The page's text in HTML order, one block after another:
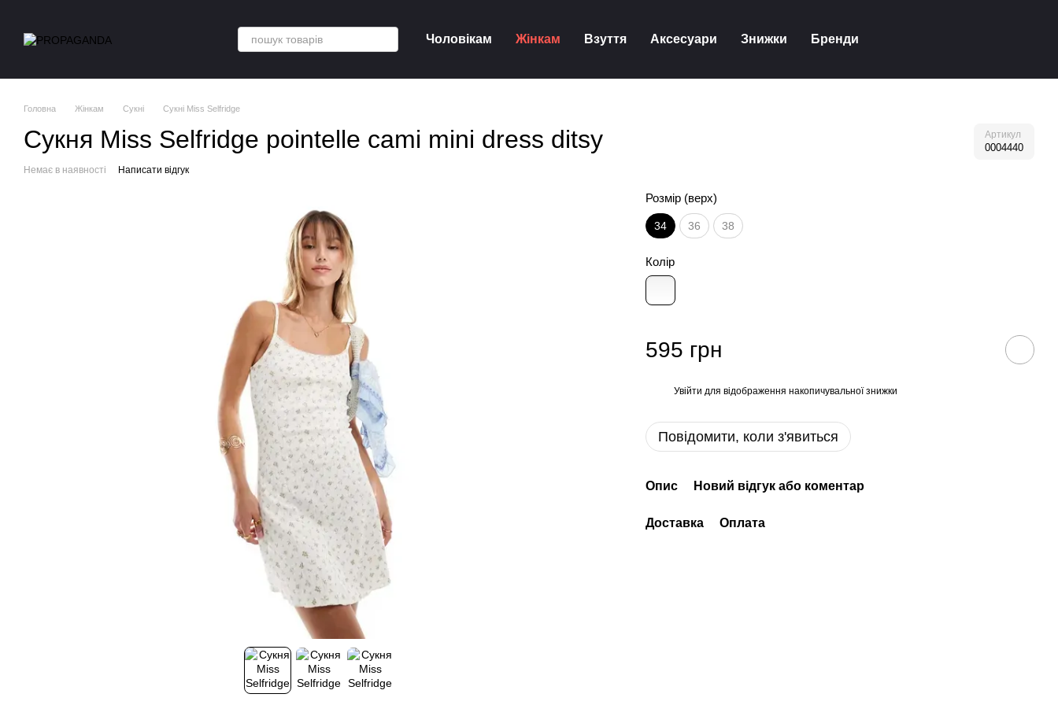
Чоловікам Жінкам Взуття Аксесуари Знижки Бренди
Головна Жінкам Сукні Сукні Miss Selfridge
Сукня Miss Selfridge pointelle cami mini dress ditsy Артикул
0004440
Немає в наявності Написати відгук
Розмір (верх)
34 36 38
Колір
595 грн
Увійти для відображення накопичувальної знижки
Повідомити, коли з'явиться
Опис Новий відгук або коментар
Доставка Оплата